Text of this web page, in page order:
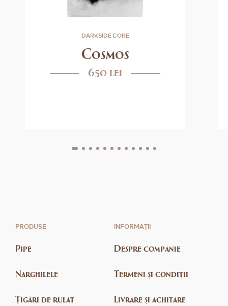
DARKSIDE CORE
Cosmos
650 lei
PRODUSE
Pipe
Narghilele
Țigări de rulat
INFORMAȚII
Despre companie
Termeni și condiții
Livrare și achitare